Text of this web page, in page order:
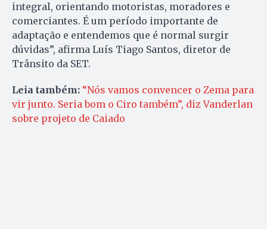
integral, orientando motoristas, moradores e
comerciantes. É um período importante de
adaptação e entendemos que é normal surgir
dúvidas”, afirma Luís Tiago Santos, diretor de
Trânsito da SET.
Leia também: “Nós vamos convencer o Zema para
vir junto. Seria bom o Ciro também”, diz Vanderlan
sobre projeto de Caiado